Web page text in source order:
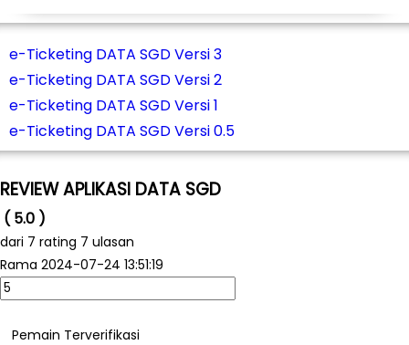
e-Ticketing DATA SGD Versi 3
e-Ticketing DATA SGD Versi 2
e-Ticketing DATA SGD Versi 1
e-Ticketing DATA SGD Versi 0.5
REVIEW APLIKASI DATA SGD
( 5.0 )
dari 7 rating 7 ulasan
Rama 2024-07-24 13:51:19
Pemain Terverifikasi